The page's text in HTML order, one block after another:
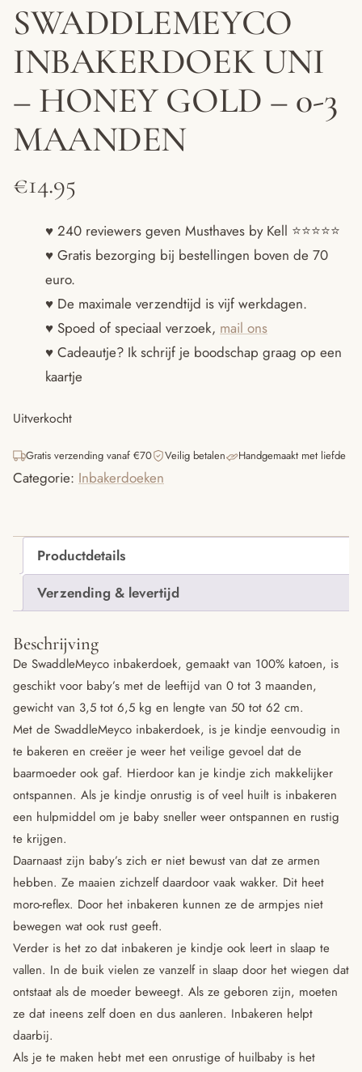
SWADDLEMEYCO
INBAKERDOEK UNI
– HONEY GOLD – 0-3
MAANDEN
€14.95
♥ 240 reviewers geven Musthaves by Kell ⭐️⭐️⭐️⭐️⭐️
♥ Gratis bezorging bij bestellingen boven de 70
euro.
♥ De maximale verzendtijd is vijf werkdagen.
♥ Spoed of speciaal verzoek, mail ons
♥ Cadeautje? Ik schrijf je boodschap graag op een
kaartje
Uitverkocht
Gratis verzending vanaf €70 Veilig betalen Handgemaakt met liefde
Categorie: Inbakerdoeken
Productdetails
Verzending & levertijd
Beschrijving
De SwaddleMeyco inbakerdoek, gemaakt van 100% katoen, is
geschikt voor baby’s met de leeftijd van 0 tot 3 maanden,
gewicht van 3,5 tot 6,5 kg en lengte van 50 tot 62 cm.
Met de SwaddleMeyco inbakerdoek, is je kindje eenvoudig in
te bakeren en creëer je weer het veilige gevoel dat de
baarmoeder ook gaf. Hierdoor kan je kindje zich makkelijker
ontspannen. Als je kindje onrustig is of veel huilt is inbakeren
een hulpmiddel om je baby sneller weer ontspannen en rustig
te krijgen.
Daarnaast zijn baby’s zich er niet bewust van dat ze armen
hebben. Ze maaien zichzelf daardoor vaak wakker. Dit heet
moro-reflex. Door het inbakeren kunnen ze de armpjes niet
bewegen wat ook rust geeft.
Verder is het zo dat inbakeren je kindje ook leert in slaap te
vallen. In de buik vielen ze vanzelf in slaap door het wiegen dat
ontstaat als de moeder beweegt. Als ze geboren zijn, moeten
ze dat ineens zelf doen en dus aanleren. Inbakeren helpt
daarbij.
Als je te maken hebt met een onrustige of huilbaby is het